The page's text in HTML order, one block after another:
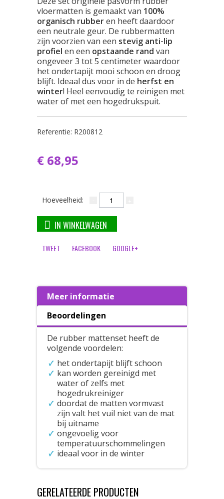
vloermatten is gemaakt van 100%
organisch rubberen heeft daardoor
een neutrale geur. De rubbermatten
zijn voorzien van een stevig anti-lip
profiel en een opstaande rand van
ongeveer 3 tot 5 centimeter waardoor
het ondertapijt mooi schoon en droog
blijft. Ideaal dus voor in de herfst en
winter! Heel eenvoudig te reinigen met
water of met een hogedrukspuit.
Referentie: R200812
€ 68,95
Hoeveelheid:
IN WINKELWAGEN
TWEET FACEBOOK GOOGLE+
Meer informatie
Beoordelingen
De rubber mattenset heeft de
volgende voordelen:
het ondertapijt blijft schoon
kan worden gereinigd met
water of zelfs met
hogedrukreiniger
doordat de matten vormvast
zijn valt het vuil niet van de mat
bij uitname
ongevoelig voor
temperatuurschommelingen
ideaal voor in de winter
GERELATEERDE PRODUCTEN